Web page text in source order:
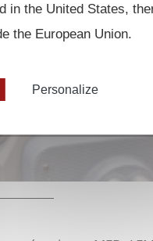
in the United States,
the European Union.
Personalize